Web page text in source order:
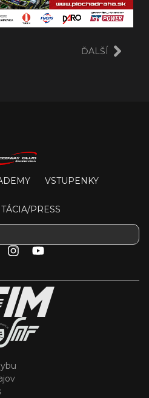
ĎALŠÍ
VSTUPENKY
PRESS